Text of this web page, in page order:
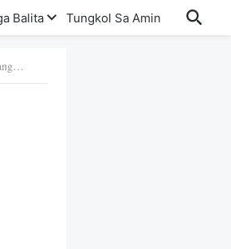
Balita Tungkol Sa Amin
a. Ano ang pagkakatawang-tao, at bakit Siya lamang ang nagpapahayag sa katotohanan na ang Diyos ay nagpapakita at gumagawa